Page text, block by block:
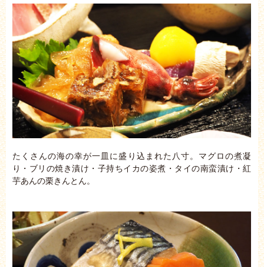
たくさんの海の幸が一皿に盛り込まれた八寸。マグロの煮凝
り・ブリの焼き漬け・子持ちイカの姿煮・タイの南蛮漬け・紅
芋あんの栗きんとん。